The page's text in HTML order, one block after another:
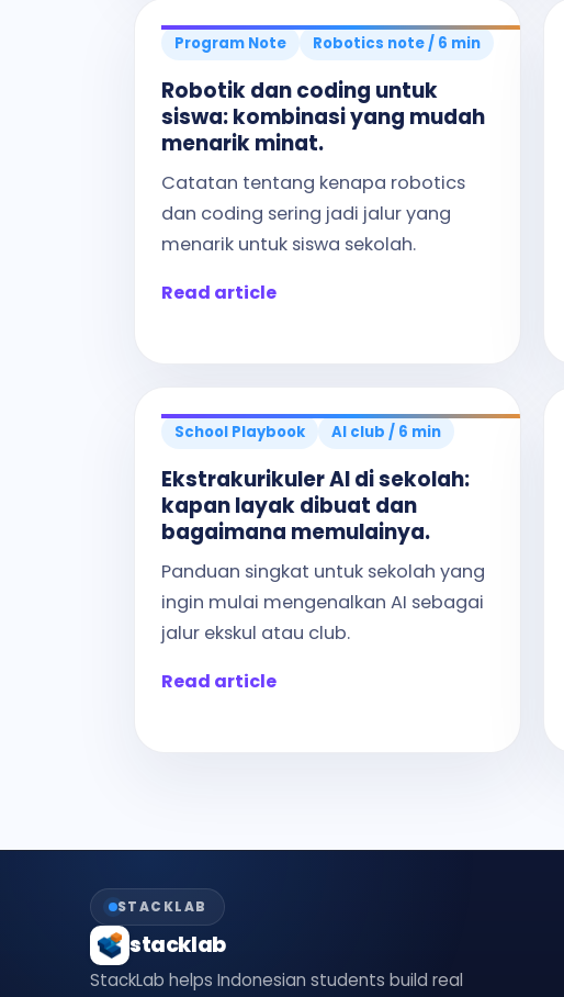
Program Note Robotics note / 6 min
Robotik dan coding untuk
siswa: kombinasi yang mudah
menarik minat.
Catatan tentang kenapa robotics
dan coding sering jadi jalur yang
menarik untuk siswa sekolah.
Read article
School Playbook AI club / 6 min
Ekstrakurikuler AI di sekolah:
kapan layak dibuat dan
bagaimana memulainya.
Panduan singkat untuk sekolah yang
ingin mulai mengenalkan AI sebagai
jalur ekskul atau club.
Read article
STACKLAB
stacklab
StackLab helps Indonesian students build real